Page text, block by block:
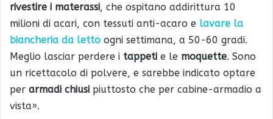
rivestire i materassi, che ospitano addirittura 10
milioni di acari, con tessuti anti-acaro e lavare la
biancheria da letto ogni settimana, a 50-60 gradi.
Meglio lasciar perdere i tappeti e le moquette. Sono
un ricettacolo di polvere, e sarebbe indicato optare
per armadi chiusi piuttosto che per cabine-armadio a
vista».